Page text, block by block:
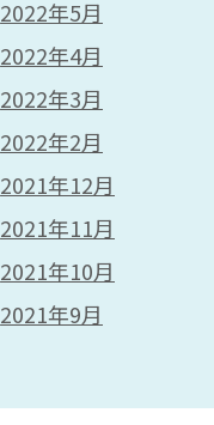
2022年5月
2022年4月
2022年3月
2022年2月
2021年12月
2021年11月
2021年10月
2021年9月